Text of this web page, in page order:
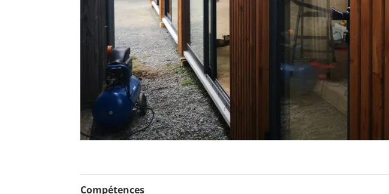
Compétences